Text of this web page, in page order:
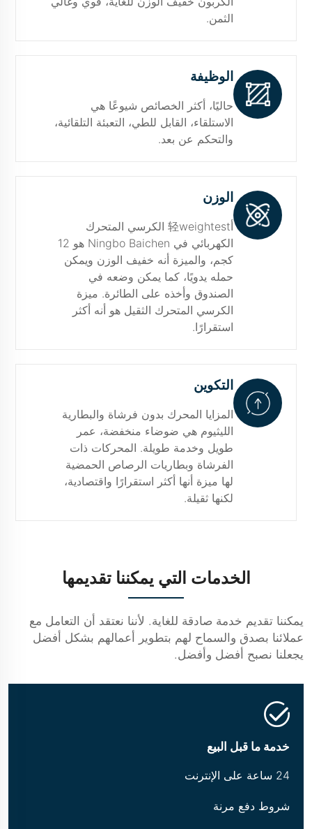
الثمن.
الوظيفة
حاليًا، أكثر الخصائص شيوعًا هي
الاستلقاء، القابل للطي، التعبئة التلقائية،
والتحكم عن بعد.
الوزن
أ轻weightest الكرسي المتحرك
الكهربائي في Ningbo Baichen هو 12
كجم، والميزة أنه خفيف الوزن ويمكن
حمله يدويًا، كما يمكن وضعه في
الصندوق وأخذه على الطائرة. ميزة
الكرسي المتحرك الثقيل هو أنه أكثر
استقرارًا.
التكوين
المزايا المحرك بدون فرشاة والبطارية
الليثيوم هي ضوضاء منخفضة، عمر
طويل وخدمة طويلة. المحركات ذات
الفرشاة وبطاريات الرصاص الحمضية
لها ميزة أنها أكثر استقرارًا واقتصادية،
لكنها ثقيلة.
الخدمات التي يمكننا تقديمها
يمكننا تقديم خدمة صادقة للغاية. لأننا نعتقد أن التعامل مع
عملائنا بصدق والسماح لهم بتطوير أعمالهم بشكل أفضل
يجعلنا نصبح أفضل وأفضل.
خدمة ما قبل البيع
24 ساعة على الإنترنت
شروط دفع مرنة